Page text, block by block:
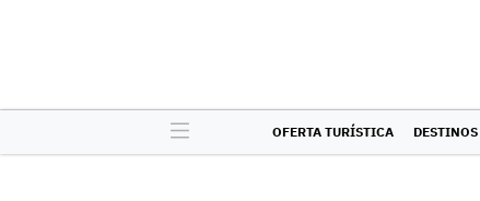
OFERTA TURÍSTICA DESTINOS